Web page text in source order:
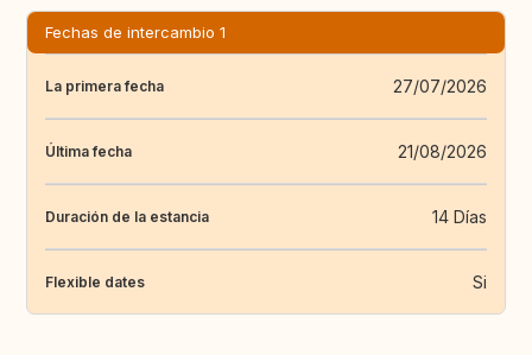
Fechas de intercambio 1
La primera fecha 27/07/2026
Última fecha 21/08/2026
Duración de la estancia 14 Días
Flexible dates Si